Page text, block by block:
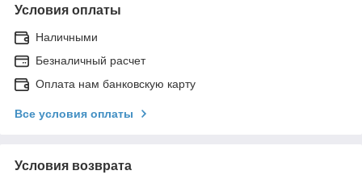
Условия оплаты
Наличными
Безналичный расчет
Оплата нам банковскую карту
Все условия оплаты
Условия возврата